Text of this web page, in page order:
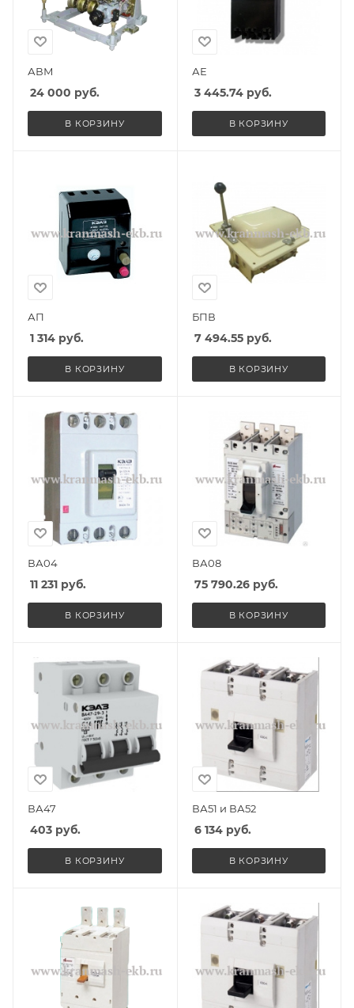
АВМ
24 000 руб.
В КОРЗИНУ
АЕ
3 445.74руб.
В КОРЗИНУ
АП
1 314 руб.
В КОРЗИНУ
БПВ
7 494.55руб.
В КОРЗИНУ
ВА04
11 231 руб.
В КОРЗИНУ
ВА08
75 790.26руб.
В КОРЗИНУ
ВА47
403 руб.
В КОРЗИНУ
ВА51 и ВА52
6 134руб.
В КОРЗИНУ